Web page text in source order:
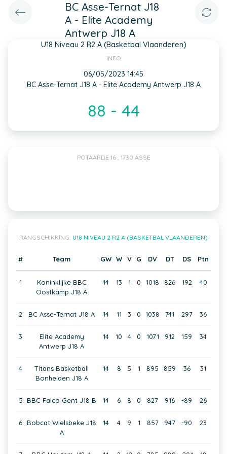
BC Asse-Ternat J18
A - Elite Academy
Antwerp J18 A
U18 Niveau 2 R2 A (Basketbal Vlaanderen)
INFO
06/05/2023 14:45
BC Asse-Ternat J18 A - Elite Academy Antwerp J18 A
88 - 44
POTAARDE 16 , 1730 ASSE
RANGSCHIKKING: U18 NIVEAU 2 R2 A (BASKETBAL VLAANDEREN)
# Team GW W V G DV DT DS Ptn
1
Koninklijke BBC
Oostkamp J18 A
14 13 1 0 1018 826 192 40
2 BC Asse-Ternat J18 A 14 11 3 0 1038 741 297 36
3
Elite Academy
Antwerp J18 A
14 10 4 0 1071 912 159 34
4
Titans Basketball
Bonheiden J18 A
14 8 5 1 895 859 36 31
5 BBC Falco Gent J18 B 14 6 8 0 827 916 -89 26
6 Bobcat Wielsbeke J18
A
14 4 9 1 857 947 -90 23